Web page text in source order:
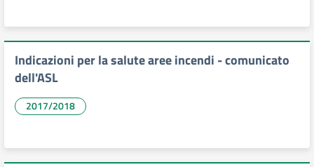
Indicazioni per la salute aree incendi - comunicato
dell'ASL
2017/2018